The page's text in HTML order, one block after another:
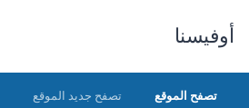
أوفيسنا
تصفح الموقع تصفح جديد الموقع